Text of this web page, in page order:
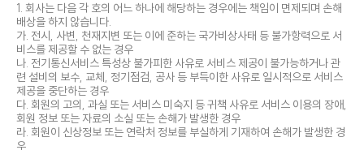
1. 회사는 다음 각 호의 어느 하나에 해당하는 경우에는 책임이 면제되며 손해
배상을 하지 않습니다.
가. 전시, 사변, 천재지변 또는 이에 준하는 국가비상사태 등 불가항력으로 서
비스를 제공할 수 없는 경우
나. 전기통신서비스 특성상 불가피한 사유로 서비스 제공이 불가능하거나 관
련 설비의 보수, 교체, 정기점검, 공사 등 부득이한 사유로 일시적으로 서비스
제공을 중단하는 경우
다. 회원의 고의, 과실 또는 서비스 미숙지 등 귀책 사유로 서비스 이용의 장애,
회원 정보 또는 자료의 소실 또는 손해가 발생한 경우
라. 회원이 신상정보 또는 연락처 정보를 부실하게 기재하여 손해가 발생한 경
우